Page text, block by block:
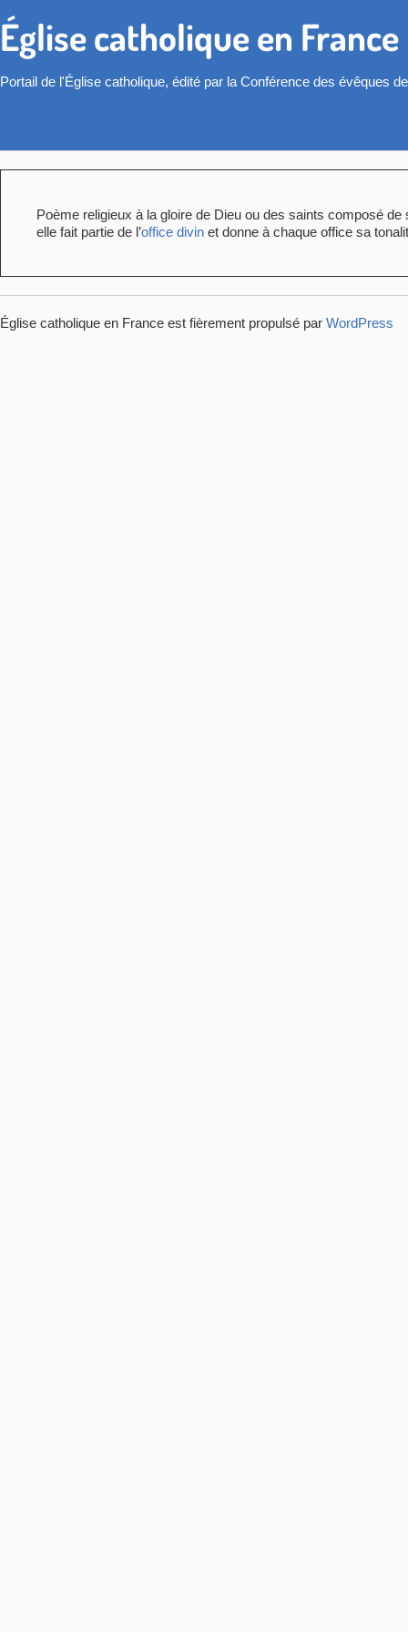
Église catholique en France
Portail de l'Église catholique, édité par la Conférence des évêques
Poème religieux à la gloire de Dieu ou des saints composé
elle fait partie de l’office divin et donne à chaque office sa
Église catholique en France est fièrement propulsé par WordPress